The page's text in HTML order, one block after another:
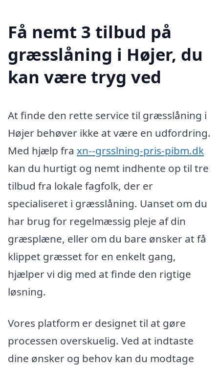
Få nemt 3 tilbud på
græsslåning i Højer, du
kan være tryg ved
At finde den rette service til græsslåning i
Højer behøver ikke at være en udfordring.
Med hjælp fra xn--grsslning-pris-pibm.dk
kan du hurtigt og nemt indhente op til tre
tilbud fra lokale fagfolk, der er
specialiseret i græsslåning. Uanset om du
har brug for regelmæssig pleje af din
græsplæne, eller om du bare ønsker at få
klippet græsset for en enkelt gang,
hjælper vi dig med at finde den rigtige
løsning.
Vores platform er designet til at gøre
processen overskuelig. Ved at indtaste
dine ønsker og behov kan du modtage